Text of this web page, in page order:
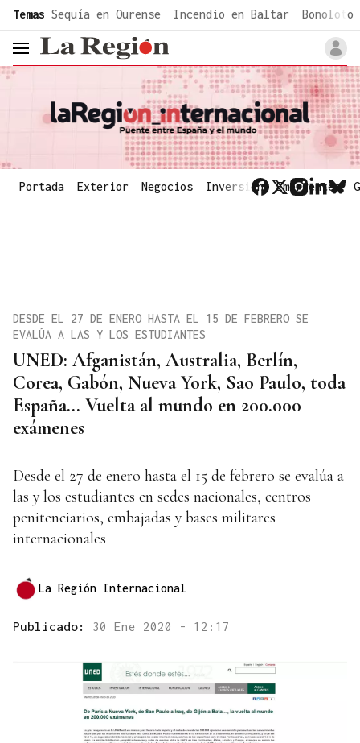
common.go-to-content
Temas Sequía en Ourense Incendio en Baltar Bonoloto
header.menu.open
Portada Exterior Negocios Inversión Emergentes
UNED: Afganistán, Australia, Berlín,
Corea, Gabón, Nueva York, Sao Paulo, toda
España... Vuelta al mundo en 200.000
exámenes
DESDE EL 27 DE ENERO HASTA EL 15 DE FEBRERO SE
EVALÚA A LAS Y LOS ESTUDIANTES
Desde el 27 de enero hasta el 15 de febrero se evalúa a
las y los estudiantes en sedes nacionales, centros
penitenciarios, embajadas y bases militares
internacionales
La Región Internacional
Publicado: 30 Ene 2020 - 12:17